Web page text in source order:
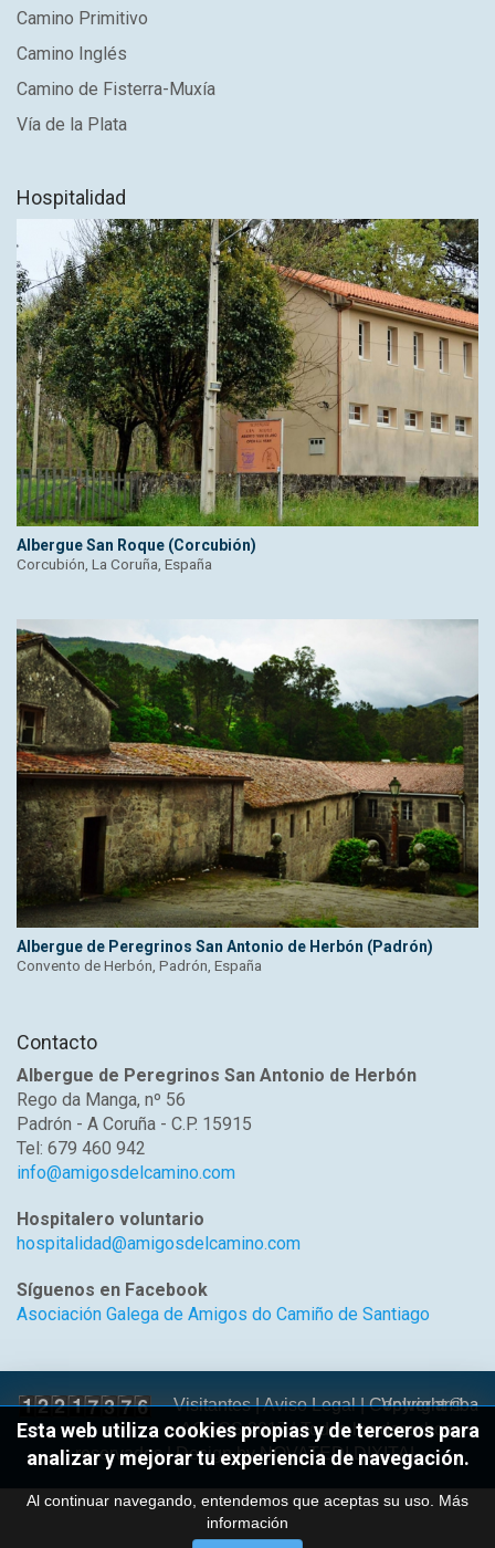
Camino Primitivo
Camino Inglés
Camino de Fisterra-Muxía
Vía de la Plata
Hospitalidad
Albergue San Roque (Corcubión)
Corcubión, La Coruña, España
Albergue de Peregrinos San Antonio de Herbón (Padrón)
Convento de Herbón, Padrón, España
Contacto
Albergue de Peregrinos San Antonio de Herbón
Rego da Manga, nº 56
Padrón - A Coruña - C.P. 15915
Tel: 679 460 942
info@amigosdelcamino.com
Hospitalero voluntario
hospitalidad@amigosdelcamino.com
Síguenos en Facebook
Asociación Galega de Amigos do Camiño de Santiago
Volver arriba
Visitantes |Aviso Legal| Copyright ©
AGACS 2017 | Todos los derechos
reservados | Design byNOVATEDI DIXITAL
Esta web utiliza cookies propias y de terceros para
analizar y mejorar tu experiencia de navegación.
Al continuar navegando, entendemos que aceptas su uso. Más
información